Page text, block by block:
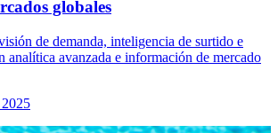
globales
de demanda, inteligencia de surtido e
analítica avanzada e información de mercado
2025